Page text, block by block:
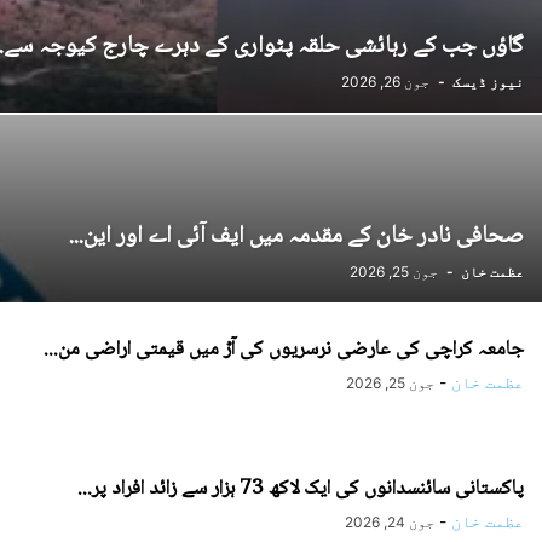
گاؤں جب کے رہائشی حلقہ پٹواری کے دہرے چارج کیوجہ
نیوز ڈیسک - جون 26, 2026
صحافی نادر خان کے مقدمہ میں ایف آئی اے اور این...
عظمت خان - جون 25, 2026
جامعہ کراچی کی عارضی نرسریوں کی آڑ میں قیمتی اراضی من...
عظمت خان - جون 25, 2026
پاکستانی سائنسدانوں کی ایک لاکھ 73 ہزار سے زائد افراد پر...
عظمت خان - جون 24, 2026